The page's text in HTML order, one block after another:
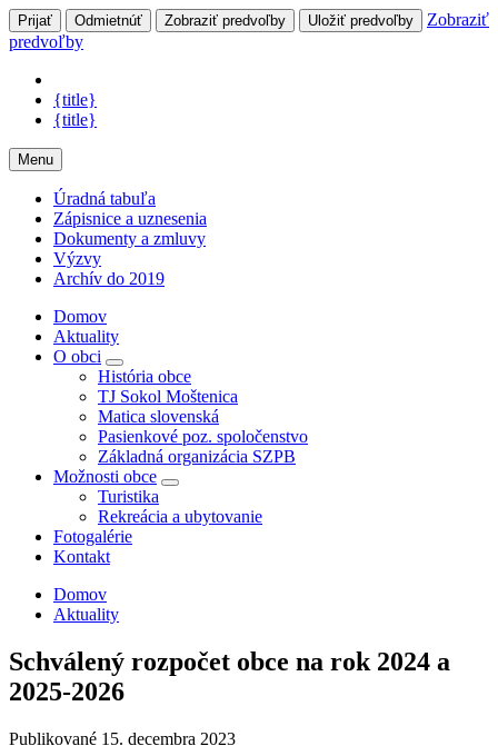
Prijať Odmietnúť Zobraziť predvoľby Uložiť predvoľby
Zobraziť
predvoľby
{title}
{title}
Menu
Úradná tabuľa
Zápisnice a uznesenia
Dokumenty a zmluvy
Výzvy
Archív do 2019
Domov
Aktuality
O obci
História obce
TJ Sokol Moštenica
Matica slovenská
Pasienkové poz. spoločenstvo
Základná organizácia SZPB
Možnosti obce
Turistika
Rekreácia a ubytovanie
Fotogalérie
Kontakt
Domov
Aktuality
Schválený rozpočet obce na rok 2024 a
2025-2026
Publikované 15. decembra 2023